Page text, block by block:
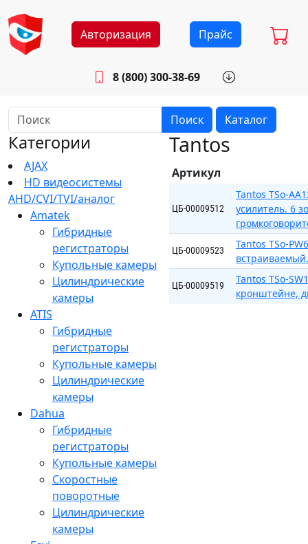
Авторизация Прайс
8 (800) 300-38-69
Будни: 8.30 - 17.00
Поиск Каталог
Категории
AJAX
HD видеосистемы
AHD/CVI/TVI/аналог
Amatek
Гибридные
регистраторы
Купольные камеры
Цилиндрические
камеры
ATIS
Гибридные
регистраторы
Купольные камеры
Цилиндрические
камеры
Dahua
Гибридные
регистраторы
Купольные камеры
Скоростные
поворотные
Цилиндрические
камеры
Tantos
Артикул
ЦБ-00009512
Tantos TSo-
усилитель. 6
ЦБ-00009523
Tantos TSo-
ЦБ-00009519
Tantos TSo-
кронштейне,